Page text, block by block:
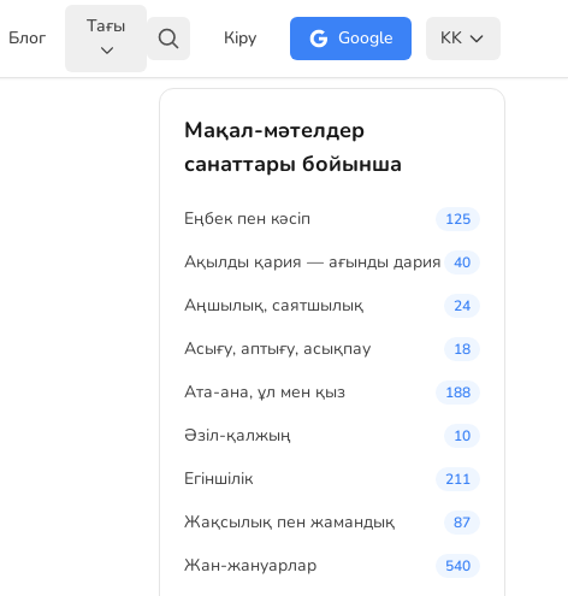
Блог
Тағы
Кіру Google KK
Мақал-мәтелдер
санаттары бойынша
Eңбек пен кәсіп 125
Ақылды қария — ағынды дария 40
Аңшылық, саятшылық 24
Асығу, аптығу, асықпау 18
Ата-ана, ұл мен қыз 188
Әзіл-қалжың 10
Егіншілік 211
Жақсылық пен жамандық 87
Жан-жануарлар 540